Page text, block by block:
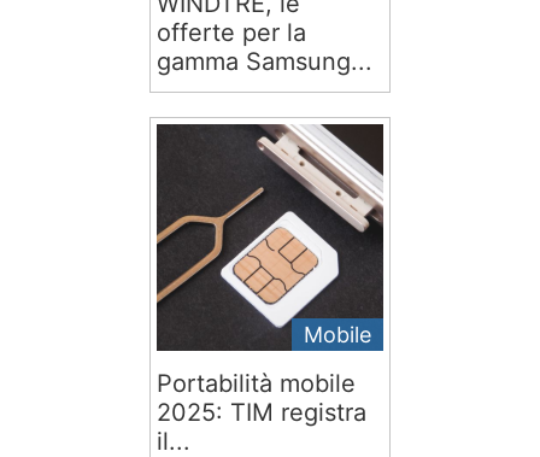
offerte per la
gamma Samsung...
Mobile
Portabilità mobile
2025: TIM registra
il...